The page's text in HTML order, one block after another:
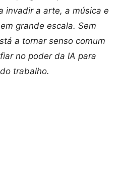
invadir a arte, a música e
grande escala. Sem
a tornar senso comum
no poder da IA ​​para
trabalho.